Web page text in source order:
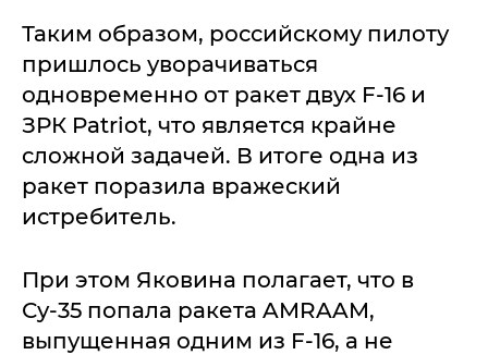
Таким образом, российскому пилоту
пришлось уворачиваться
одновременно от ракет двух F-16 и
ЗРК Patriot, что является крайне
сложной задачей. В итоге одна из
ракет поразила вражеский
истребитель.
При этом Яковина полагает, что в
Су-35 попала ракета AMRAAM,
выпущенная одним из F-16, а не